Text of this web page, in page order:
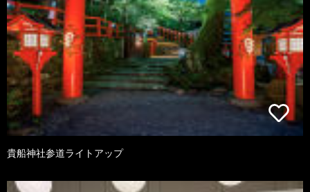
貴船神社参道ライトアップ